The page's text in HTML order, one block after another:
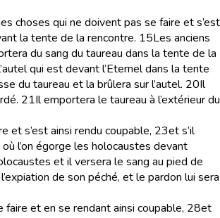
choses qui ne doivent pas se faire et s’est
la tente de la rencontre. 15Les anciens
du sang du taureau dans la tente de la
qui est devant l’Eternel dans la tente
du taureau et la brûlera sur l’autel. 20Il
21Il emportera le taureau à l’extérieur du
et s’est ainsi rendu coupable, 23et s’il
l’on égorge les holocaustes devant
et il versera le sang au pied de
de son péché, et le pardon lui sera
faire et en se rendant ainsi coupable, 28et